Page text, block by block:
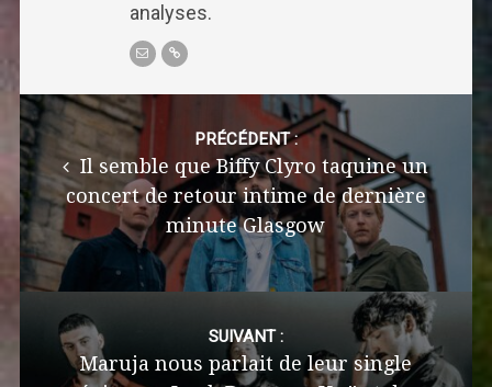
analyses.
Post
navigation
PRÉCÉDENT :
Il semble que Biffy Clyro taquine un
concert de retour intime de dernière
minute Glasgow
SUIVANT :
Maruja nous parlait de leur single